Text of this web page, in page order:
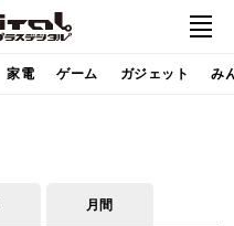
家電 ゲーム ガジェット み
月間